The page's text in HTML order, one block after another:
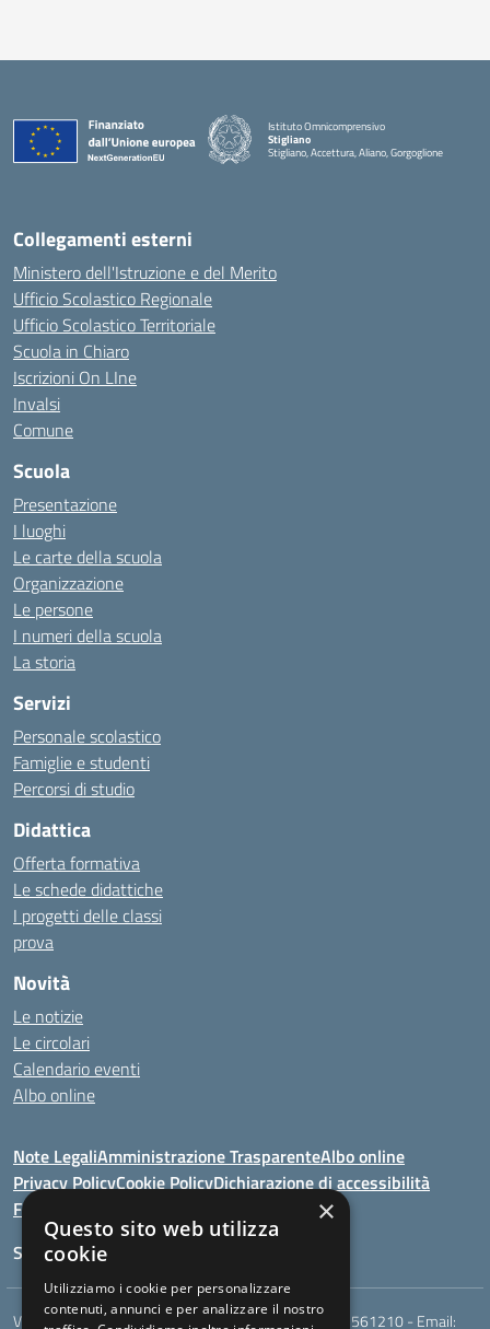
Istituto Omnicomprensivo
Stigliano
Stigliano, Accettura, Aliano, Gorgoglione
Collegamenti esterni
Ministero dell'Istruzione e del Merito
Ufficio Scolastico Regionale
Ufficio Scolastico Territoriale
Scuola in Chiaro
Iscrizioni On LIne
Invalsi
Comune
Scuola
Presentazione
I luoghi
Le carte della scuola
Organizzazione
Le persone
I numeri della scuola
La storia
Servizi
Personale scolastico
Famiglie e studenti
Percorsi di studio
Didattica
Offerta formativa
Le schede didattiche
I progetti delle classi
prova
Novità
Le notizie
Le circolari
Calendario eventi
Albo online
Note LegaliAmministrazione TrasparenteAlbo online
Privacy PolicyCookie PolicyDichiarazione di accessibilità
Feedback
Seguici su:
Via Berardi,9 - 75018 Stigliano (MT) - Telefono:0835561210- Email:
×
Questo sito web utilizza
cookie
Utilizziamo i cookie per personalizzare
contenuti, annunci e per analizzare il nostro